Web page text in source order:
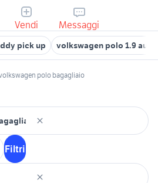
Vendi Messaggi
pick up volkswagen polo 1.9 auto
polo bagagliaio
Filtri